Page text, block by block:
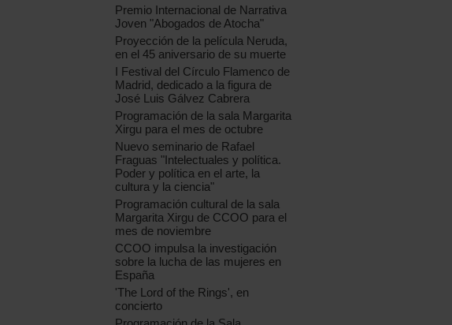
Premio Internacional de Narrativa
Joven "Abogados de Atocha"
Proyección de la película Neruda,
en el 45 aniversario de su muerte
I Festival del Círculo Flamenco de
Madrid, dedicado a la figura de
José Luis Gálvez Cabrera
Programación de la sala Margarita
Xirgu para el mes de octubre
Nuevo seminario de Rafael
Fraguas "Intelectuales y política.
Poder y política en el arte, la
cultura y la ciencia"
Programación cultural de la sala
Margarita Xirgu de CCOO para el
mes de noviembre
CCOO impulsa la investigación
sobre la lucha de las mujeres en
España
'The Lord of the Rings', en
concierto